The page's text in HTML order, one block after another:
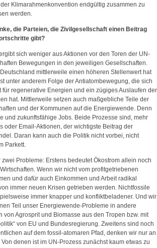
Klimarahmenkonvention endgültig zusammen zu
werden.
die Parteien, die Zivilgesellschaft einen Beitrag
gibt?
sich weniger aus Aktionen vor den Toren der UN-
Bewegungen in den jeweiligen Gesellschaften.
mittlerweile einen höheren Stellenwert hat
unter anderem Folge der Antiatombewegung, die sich
für regenerative Energien und ein zügiges Auslaufen der
hat. Mittlerweile setzen auch maßgebliche Teile der
und der Kommunen auf die Energiewende. Denn
und zukunftsfähige Jobs. Beide Prozesse sind, mehr
oder Email-Aktionen, der wichtigste Beitrag der
Daran kann auch die Politik nicht vorbei, nicht
Parkett.
zwei Probleme: Erstens bedeutet Ökostrom allein noch
Wenn wir nicht vom profitgetriebenen
und dafür auch Einkommen und Arbeit radikal
immer neuen Krisen getrieben werden. Nichtfossile
immer knapper und konfliktbeladener. Und wir
Teil unser Energiewende-Probleme in andere
von Agrosprit und Biomasse aus den Tropen bzw. mit
von EU und Bundesregierung. Zweitens sind noch
auf dem fossil-atomaren Pfad, denken wir nur an
denen ist im UN-Prozess zunächst kaum etwas zu